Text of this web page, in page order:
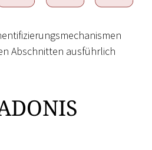
Abschnitten ausführlich